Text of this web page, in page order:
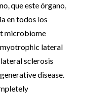
que este órgano,
en todos los
microbiome
lateral
sclerosis
disease.